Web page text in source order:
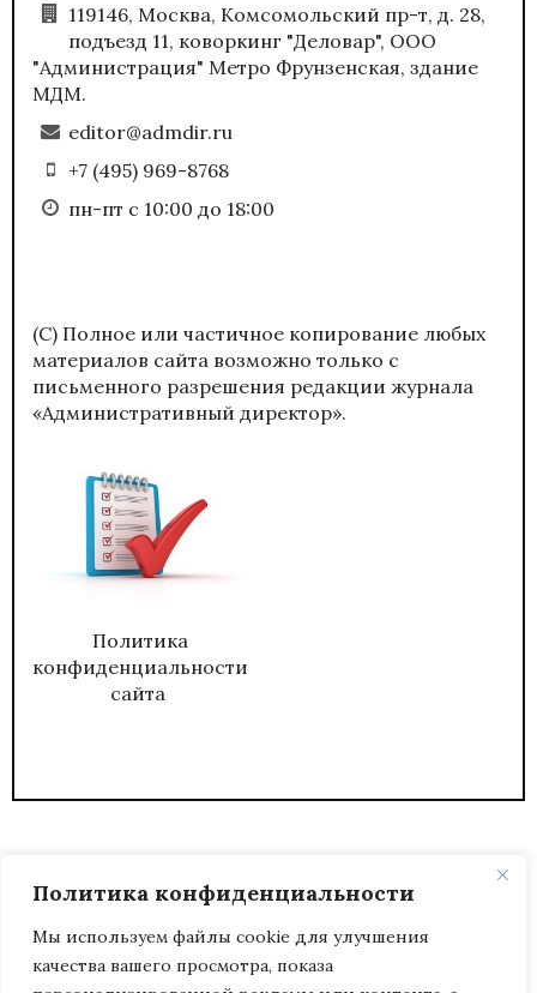
Политика конфиденциальности
Мы используем файлы cookie для улучшения
качества вашего просмотра, показа
119146, Москва, Комсомольский пр-т, д. 28,
подъезд 11, коворкинг "Деловар", ООО
"Администрация" Метро Фрунзенская, здание
МДМ.
editor@admdir.ru
+7 (495) 969-8768
пн-пт с 10:00 до 18:00
(С) Полное или частичное копирование любых
материалов сайта возможно только с
письменного разрешения редакции журнала
«Административный директор».
Политика
конфиденциальности
сайта